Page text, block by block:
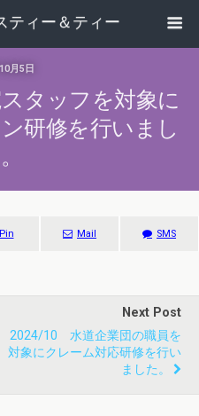
ティー＆ティー
月5日
タッフを対象に
研修を行いまし
Pin Mail SMS
Next Post
2024/10 水道企業団の職員を
対象にクレーム対応研修を行い
ました。